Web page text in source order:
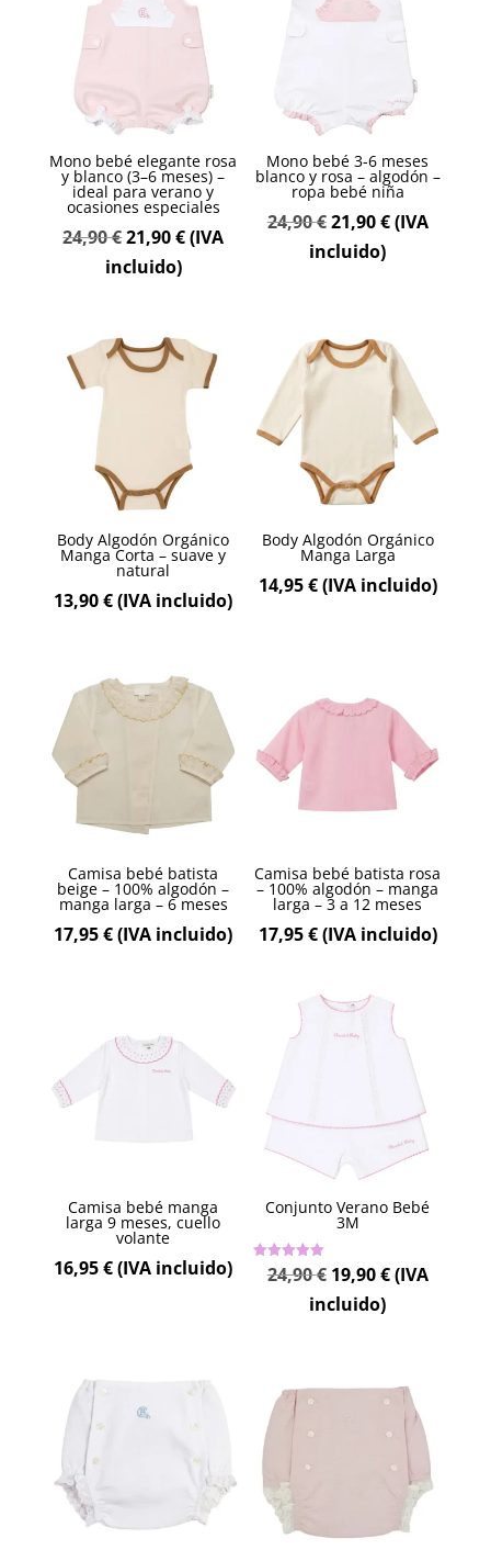
Mono bebé elegante rosa
y blanco (3–6 meses) –
ideal para verano y
ocasiones especiales
24,90€El
precio
24,90 €.
21,90€El
21,90 €.
(IVA
incluido)
Mono bebé 3-6 meses
blanco y rosa – algodón –
ropa bebé niña
24,90€El
precio
24,90 €.
21,90€El(IVA
incluido)
Body Algodón Orgánico
Manga Corta – suave y
natural
13,90€(IVA incluido)
Body Algodón Orgánico
Manga Larga
14,95€(IVA incluido)
Camisa bebé batista
beige – 100% algodón –
manga larga – 6 meses
17,95€(IVA incluido)
Camisa bebé batista rosa
– 100% algodón – manga
larga – 3 a 12 meses
17,95€(IVA incluido)
Camisa bebé manga
larga 9 meses, cuello
volante
16,95€(IVA incluido)
Conjunto Verano Bebé
3M
Valorado
con24,90€ El
precio
24,90 €.
19,90€El
19,90 €.
(IVA
incluido)